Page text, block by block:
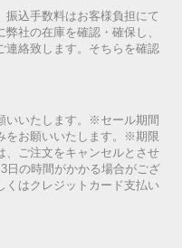
振込手数料はお客様負担にて
社の在庫を確認・確保し、
連絡致します。そちらを確認
いいたします。※セール期間
をお願いいたします。※期限
、ご注文をキャンセルとさせ
日の時間がかかる場合がござ
くはクレジットカード支払い